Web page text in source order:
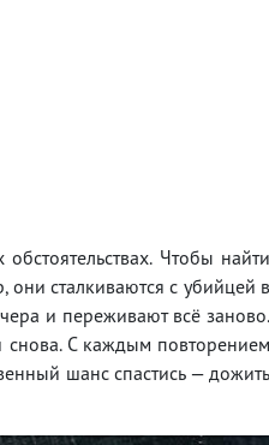
Чтобы найти
они сталкиваются с убийцей в
и переживают всё заново.
снова. С каждым повторением
шанс спастись — дожить